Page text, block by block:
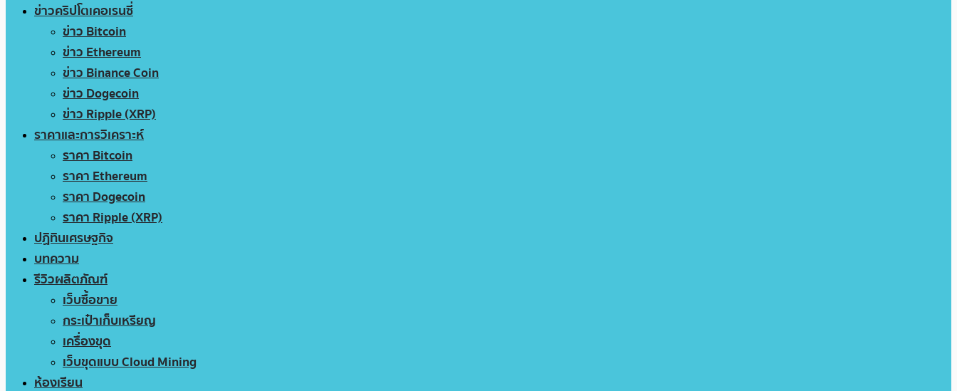
ข่าวคริปโตเคอเรนซี่
ข่าว Bitcoin
ข่าว Ethereum
ข่าว Binance Coin
ข่าว Dogecoin
ข่าว Ripple (XRP)
ราคาและการวิเคราะห์
ราคา Bitcoin
ราคา Ethereum
ราคา Dogecoin
ราคา Ripple (XRP)
ปฏิทินเศรษฐกิจ
บทความ
รีวิวผลิตภัณฑ์
เว็บซื้อขาย
กระเป๋าเก็บเหรียญ
เครื่องขุด
เว็บขุดแบบ Cloud Mining
ห้องเรียน